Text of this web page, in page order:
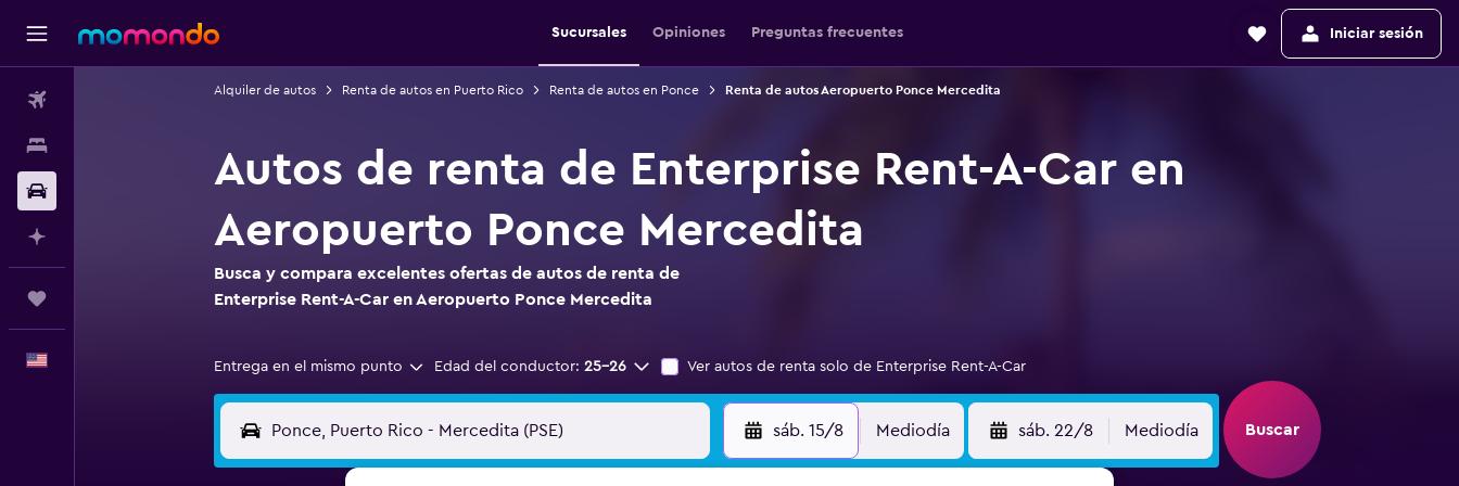
Sucursales Opiniones Preguntas frecuentes Iniciar sesión
Alquiler de autos Renta de autos en Puerto Rico Renta de autos en Ponce Renta de autos Aeropuerto Ponce Mercedita
Autos de renta de Enterprise Rent-A-Car en
Aeropuerto Ponce Mercedita
Busca y compara excelentes ofertas de autos de renta de
Enterprise Rent-A-Car en Aeropuerto Ponce Mercedita
Entrega en el mismo punto Edad del conductor: 25-26 Ver autos de renta solo de Enterprise Rent-A-Car
sáb. 15/8 Mediodía sáb. 22/8 Mediodía Buscar